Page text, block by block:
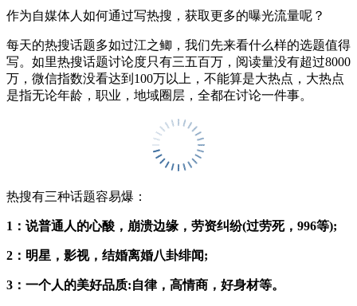
作为自媒体人如何通过写热搜，获取更多的曝光流量呢？
每天的热搜话题多如过江之鲫，我们先来看什么样的选题值得
写。如里热搜话题讨论度只有三五百万，阅读量没有超过8000
万，微信指数没看达到100万以上，不能算是大热点，大热点
是指无论年龄，职业，地域圈层，全都在讨论一件事。
热搜有三种话题容易爆：
1：说普通人的心酸，崩溃边缘，劳资纠纷(过劳死，996等);
2：明星，影视，结婚离婚八卦绯闻;
3：一个人的美好品质:自律，高情商，好身材等。